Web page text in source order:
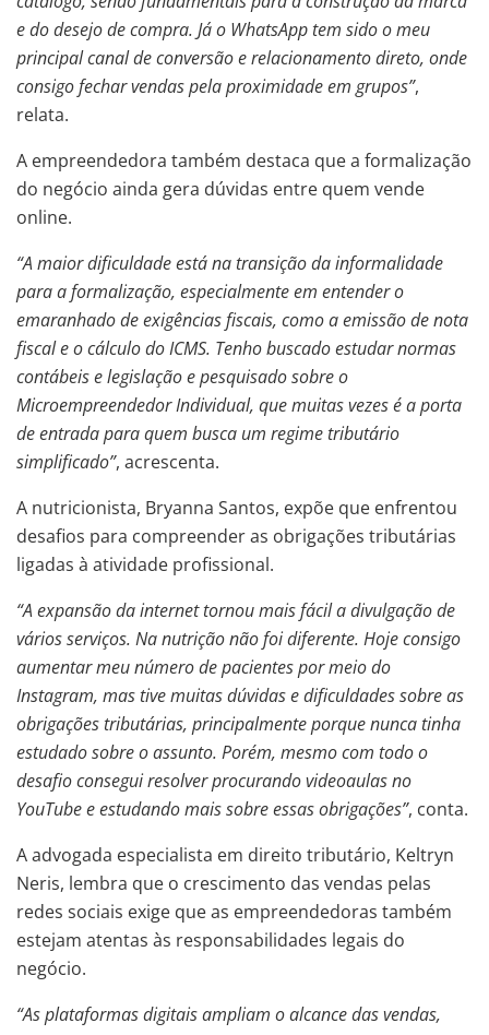
e do desejo de compra. Já o WhatsApp tem sido o meu
principal canal de conversão e relacionamento direto, onde
consigo fechar vendas pela proximidade em grupos”,
relata.
A empreendedora também destaca que a formalização
do negócio ainda gera dúvidas entre quem vende
online.
“A maior dificuldade está na transição da informalidade
para a formalização, especialmente em entender o
emaranhado de exigências fiscais, como a emissão de nota
fiscal e o cálculo do ICMS. Tenho buscado estudar normas
contábeis e legislação e pesquisado sobre o
Microempreendedor Individual, que muitas vezes é a porta
de entrada para quem busca um regime tributário
simplificado”, acrescenta.
A nutricionista, Bryanna Santos, expõe que enfrentou
desafios para compreender as obrigações tributárias
ligadas à atividade profissional.
“A expansão da internet tornou mais fácil a divulgação de
vários serviços. Na nutrição não foi diferente. Hoje consigo
aumentar meu número de pacientes por meio do
Instagram, mas tive muitas dúvidas e dificuldades sobre as
obrigações tributárias, principalmente porque nunca tinha
estudado sobre o assunto. Porém, mesmo com todo o
desafio consegui resolver procurando videoaulas no
YouTube e estudando mais sobre essas obrigações”, conta.
A advogada especialista em direito tributário, Keltryn
Neris, lembra que o crescimento das vendas pelas
redes sociais exige que as empreendedoras também
estejam atentas às responsabilidades legais do
negócio.
“As plataformas digitais ampliam o alcance das vendas,